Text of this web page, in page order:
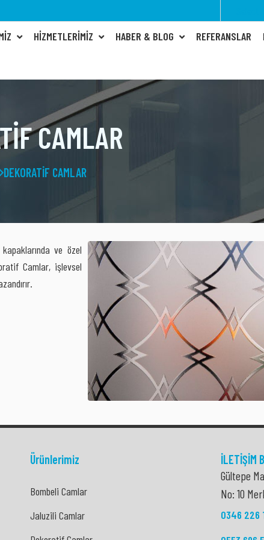
HIZMETLERIMIZ HABER & BLOG REFERANSLAR
CAMLAR
DEKORATIF CAMLAR
ve özel
Camlar, işlevsel
Ürünlerimiz
Bombeli Camlar
Jaluzili Camlar
İLETIŞIM
Gültepe
No: 10
0346 226